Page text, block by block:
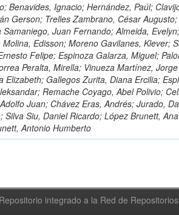
Benavides, Ignacio; Hernández, Paúl;
Gerson; Trelles Zambrano, César
Juan Fernando; Almeida,
Edisson; Moreno Gavilanes, Klever;
Felipe; Espinoza Galarza, Miguel;
Peralta, Mirella; Vinueza Martínez,
Elizabeth; Gallegos Zurita, Diana Ercilia;
Remache Coyago, Abel Polivio;
Juan; Chávez Eras, Andrés; Jurado,
Silva Siu, Daniel Ricardo; López Brunett,
Antonio Humberto
Repositorio integrado a la Red de